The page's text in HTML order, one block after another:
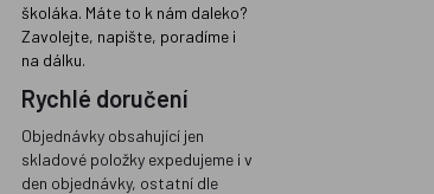
školáka. Máte to k nám daleko?
Zavolejte, napište, poradíme i
na dálku.
Rychlé doručení
Objednávky obsahující jen
skladové položky expedujeme i v
den objednávky, ostatní dle